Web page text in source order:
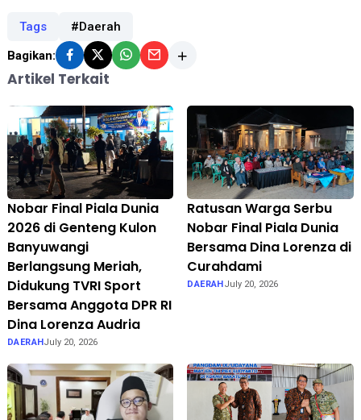
Tags #Daerah
Bagikan:
Artikel Terkait
Nobar Final Piala Dunia
2026 di Genteng Kulon
Banyuwangi
Berlangsung Meriah,
Didukung TVRI Sport
Bersama Anggota DPR RI
Dina Lorenza Audria
DAERAHJuly 20, 2026
Ratusan Warga Serbu
Nobar Final Piala Dunia
Bersama Dina Lorenza di
Curahdami
DAERAHJuly 20, 2026